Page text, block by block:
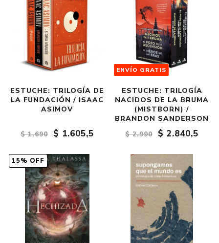
ESTUCHE: TRILOGÍA DE
LA FUNDACIÓN / ISAAC
ASIMOV
$ 1.690 $ 1.605,5
ENVÍO GRATIS
ESTUCHE: TRILOGÍA
NACIDOS DE LA BRUMA
(MISTBORN) /
BRANDON SANDERSON
$ 2.990
$ 2.840,5
15% OFF